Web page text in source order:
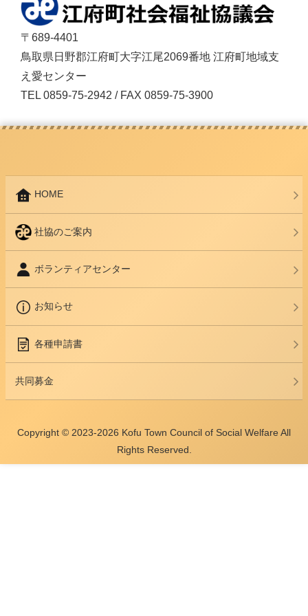
〒689-4401
鳥取県日野郡江府町大字江尾2069番地 江府町地域支
え愛センター
TEL 0859-75-2942 / FAX 0859-75-3900
HOME
社協のご案内
ボランティアセンター
お知らせ
各種申請書
共同募金
Copyright © 2023-2026 Kofu Town Council of Social Welfare All
Rights Reserved.